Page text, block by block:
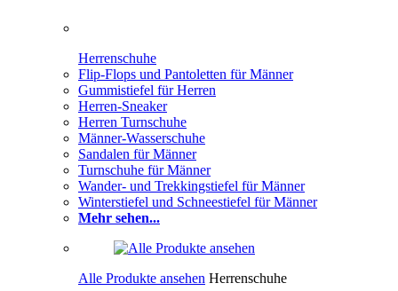
Herrenschuhe
Flip-Flops und Pantoletten für Männer
Gummistiefel für Herren
Herren-Sneaker
Herren Turnschuhe
Männer-Wasserschuhe
Sandalen für Männer
Turnschuhe für Männer
Wander- und Trekkingstiefel für Männer
Winterstiefel und Schneestiefel für Männer
Mehr sehen...
Alle Produkte ansehen Herrenschuhe